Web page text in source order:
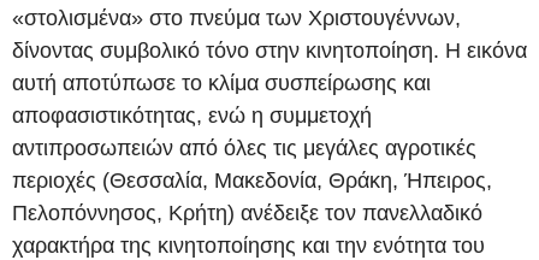
«στολισμένα» στο πνεύμα των Χριστουγέννων,
δίνοντας συμβολικό τόνο στην κινητοποίηση. Η εικόνα
αυτή αποτύπωσε το κλίμα συσπείρωσης και
αποφασιστικότητας, ενώ η συμμετοχή
αντιπροσωπειών από όλες τις μεγάλες αγροτικές
περιοχές (Θεσσαλία, Μακεδονία, Θράκη, Ήπειρος,
Πελοπόννησος, Κρήτη) ανέδειξε τον πανελλαδικό
χαρακτήρα της κινητοποίησης και την ενότητα του